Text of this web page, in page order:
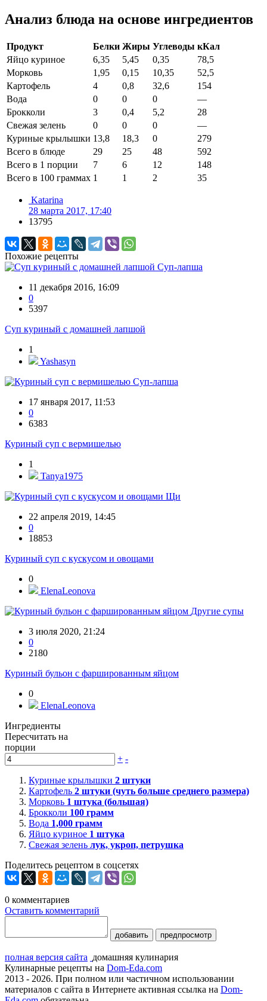
Анализ блюда на основе ингредиентов
Продукт Белки Жиры Углеводы кКал
Яйцо куриное
6,35 5,45 0,35
78,5
Морковь
1,95 0,15 10,35
52,5
Картофель
4 0,8 32,6
154
Вода
0 0 0
—
Брокколи
3 0,4 5,2
28
Свежая зелень
0 0 0
—
Куриные крылышки 13,8 18,3 0
279
Всего в блюде
29 25 48
592
Всего в 1 порции
7 6 12
148
Всего в 100 граммах 1 1 2 35
Katarina
28 марта 2017, 17:40
13795
Похожие рецепты
Суп-лапша
11 декабря 2016, 16:09
0
5397
Суп куриный с домашней лапшой
1
Yashasyn
Суп-лапша
17 января 2017, 11:53
0
6383
Куриный суп с вермишелью
1
Tanya1975
Щи
22 апреля 2019, 14:45
0
18853
Куриный суп с кускусом и овощами
0
ElenaLeonova
Другие супы
3 июля 2020, 21:24
0
2180
Куриный бульон с фаршированным яйцом
0
ElenaLeonova
Ингредиенты
Пересчитать на
порции
+ -
Куриные крылышки 2 штуки
Картофель 2 штуки (чуть больше среднего размера)
Морковь 1 штука (большая)
Брокколи 100 грамм
Вода 1,000 грамм
Яйцо куриное 1 штука
Свежая зелень лук, укроп, петрушка
Поделитесь рецептом в соцсетях
0 комментариев
Оставить комментарий
добавить предпросмотр
полная версия сайта домашняя кулинария
Кулинарные рецепты на Dom-Eda.com
2013 - 2026. При полном или частичном использовании
материалов с сайта в Интернете активная ссылка на Dom-